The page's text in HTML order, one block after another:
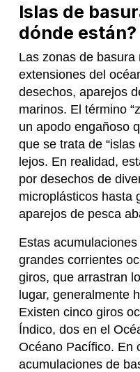
Islas de
dónde están?
Las zonas de
extensiones del
desechos, aparejos
marinos. El término
un apodo engañoso
que se trata de
lejos. En realidad,
por desechos de
microplásticos hasta
aparejos de pesca
Estas
grandes corrientes
giros, que arrastran
lugar, generalmente
Existen cinco giros
Índico, dos en el
Océano Pacífico. En
acumulaciones de